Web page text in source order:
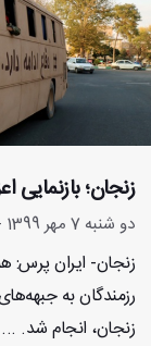
زنجان؛
دو شنبه 7 مهر 1399 - 11:8:13
زنجان- ایران پرس:
رزمندگان به
زنجان، انجام شد. ...